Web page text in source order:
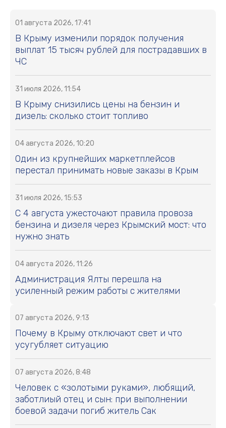
01 августа 2026, 17:41
В Крыму изменили порядок получения
выплат 15 тысяч рублей для пострадавших в
ЧС
31 июля 2026, 11:54
В Крыму снизились цены на бензин и
дизель: сколько стоит топливо
04 августа 2026, 10:20
Один из крупнейших маркетплейсов
перестал принимать новые заказы в Крым
31 июля 2026, 15:53
С 4 августа ужесточают правила провоза
бензина и дизеля через Крымский мост: что
нужно знать
04 августа 2026, 11:26
Администрация Ялты перешла на
усиленный режим работы с жителями
07 августа 2026, 9:13
Почему в Крыму отключают свет и что
усугубляет ситуацию
07 августа 2026, 8:48
Человек с «золотыми руками», любящий,
заботлиый отец и сын: при выполнении
боевой задачи погиб житель Сак